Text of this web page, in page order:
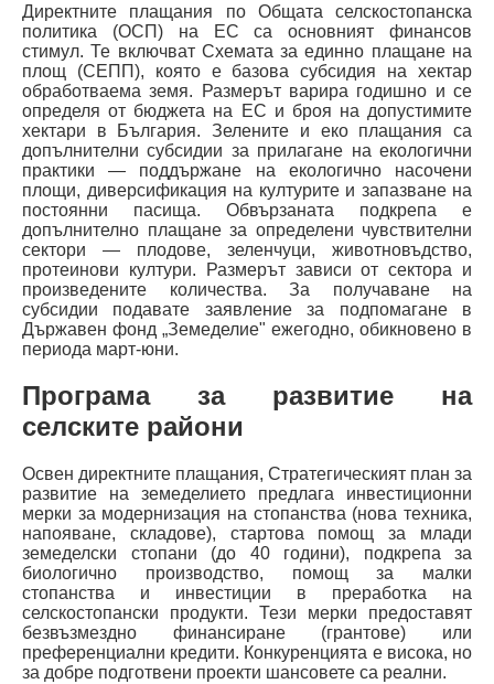
Директните плащания по Общата селскостопанска
политика (ОСП) на ЕС са основният финансов
стимул. Те включват Схемата за единно плащане на
площ (СЕПП), която е базова субсидия на хектар
обработваема земя. Размерът варира годишно и се
определя от бюджета на ЕС и броя на допустимите
хектари в България. Зелените и еко плащания са
допълнителни субсидии за прилагане на екологични
практики — поддържане на екологично насочени
площи, диверсификация на културите и запазване на
постоянни пасища. Обвързаната подкрепа е
допълнително плащане за определени чувствителни
сектори — плодове, зеленчуци, животновъдство,
протеинови култури. Размерът зависи от сектора и
произведените количества. За получаване на
субсидии подавате заявление за подпомагане в
Държавен фонд „Земеделие" ежегодно, обикновено в
периода март-юни.
Програма за развитие на
селските райони
Освен директните плащания, Стратегическият план за
развитие на земеделието предлага инвестиционни
мерки за модернизация на стопанства (нова техника,
напояване, складове), стартова помощ за млади
земеделски стопани (до 40 години), подкрепа за
биологично производство, помощ за малки
стопанства и инвестиции в преработка на
селскостопански продукти. Тези мерки предоставят
безвъзмездно финансиране (грантове) или
преференциални кредити. Конкуренцията е висока, но
за добре подготвени проекти шансовете са реални.